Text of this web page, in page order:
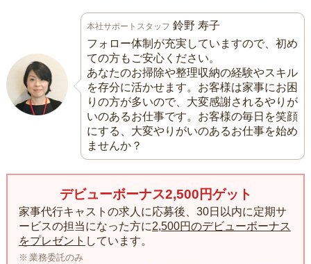
本社サポートスタッフ 鈴野 寿子
フォロー体制が充実していますので、初め
ての方もご安心ください。
あなたのお掃除や整理収納の経験やスキル
を存分に活かせます。お客様は家事にお困
りの方が多いので、大変感謝されるやりが
いのあるお仕事です。お客様の毎日を笑顔
にする、大変やりがいのあるお仕事を始め
ませんか？
デビューボーナス2,500円ゲット
家事代行キャストの求人に応募後、30日以内に定期サ
ービスの担当になった方に2,500円のデビューボーナス
をプレゼント しています。
業務委託のみ